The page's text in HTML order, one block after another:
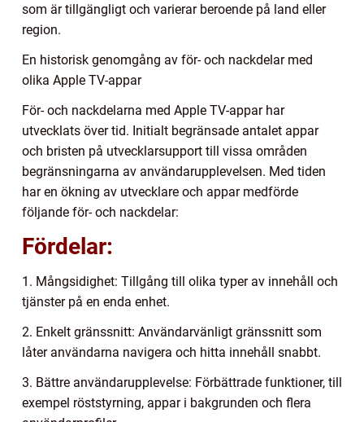
som är tillgängligt och varierar beroende på land eller
region.
En historisk genomgång av för- och nackdelar med
olika Apple TV-appar
För- och nackdelarna med Apple TV-appar har
utvecklats över tid. Initialt begränsade antalet appar
och bristen på utvecklarsupport till vissa områden
begränsningarna av användarupplevelsen. Med tiden
har en ökning av utvecklare och appar medförde
följande för- och nackdelar:
Fördelar:
1. Mångsidighet: Tillgång till olika typer av innehåll och
tjänster på en enda enhet.
2. Enkelt gränssnitt: Användarvänligt gränssnitt som
låter användarna navigera och hitta innehåll snabbt.
3. Bättre användarupplevelse: Förbättrade funktioner, till
exempel röststyrning, appar i bakgrunden och flera